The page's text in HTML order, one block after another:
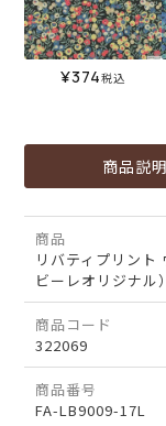
¥374税込
商品説明
商品
リバティプリン
ビーレオリジナル
商品コード
322069
商品番号
FA-LB9009-17L